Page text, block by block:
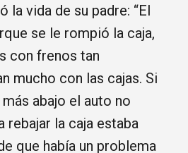
la vida de su padre: “El
se le rompió la caja,
con frenos tan
mucho con las cajas. Si
abajo el auto no
rebajar la caja estaba
que había un problema